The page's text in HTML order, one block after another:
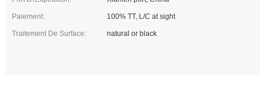
Paiement: 100% TT, L/C at sight
Traitement De Surface: natural or black